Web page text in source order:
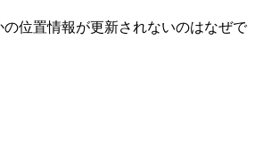
の位置情報が更新されないのはなぜで